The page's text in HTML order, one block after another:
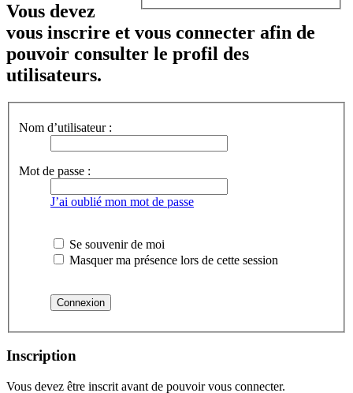
Vous devez
vous inscrire et vous connecter afin de
pouvoir consulter le profil des
utilisateurs.
Nom d’utilisateur :
Mot de passe :
J’ai oublié mon mot de passe
Se souvenir de moi
Masquer ma présence lors de cette session
Inscription
Vous devez être inscrit avant de pouvoir vous connecter.